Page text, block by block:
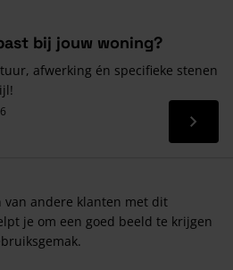
bij jouw woning?
afwerking én specifieke stenen
Lees
van andere klanten met dit
je om een goed beeld te krijgen